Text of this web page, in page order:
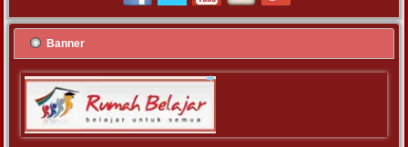
Banner